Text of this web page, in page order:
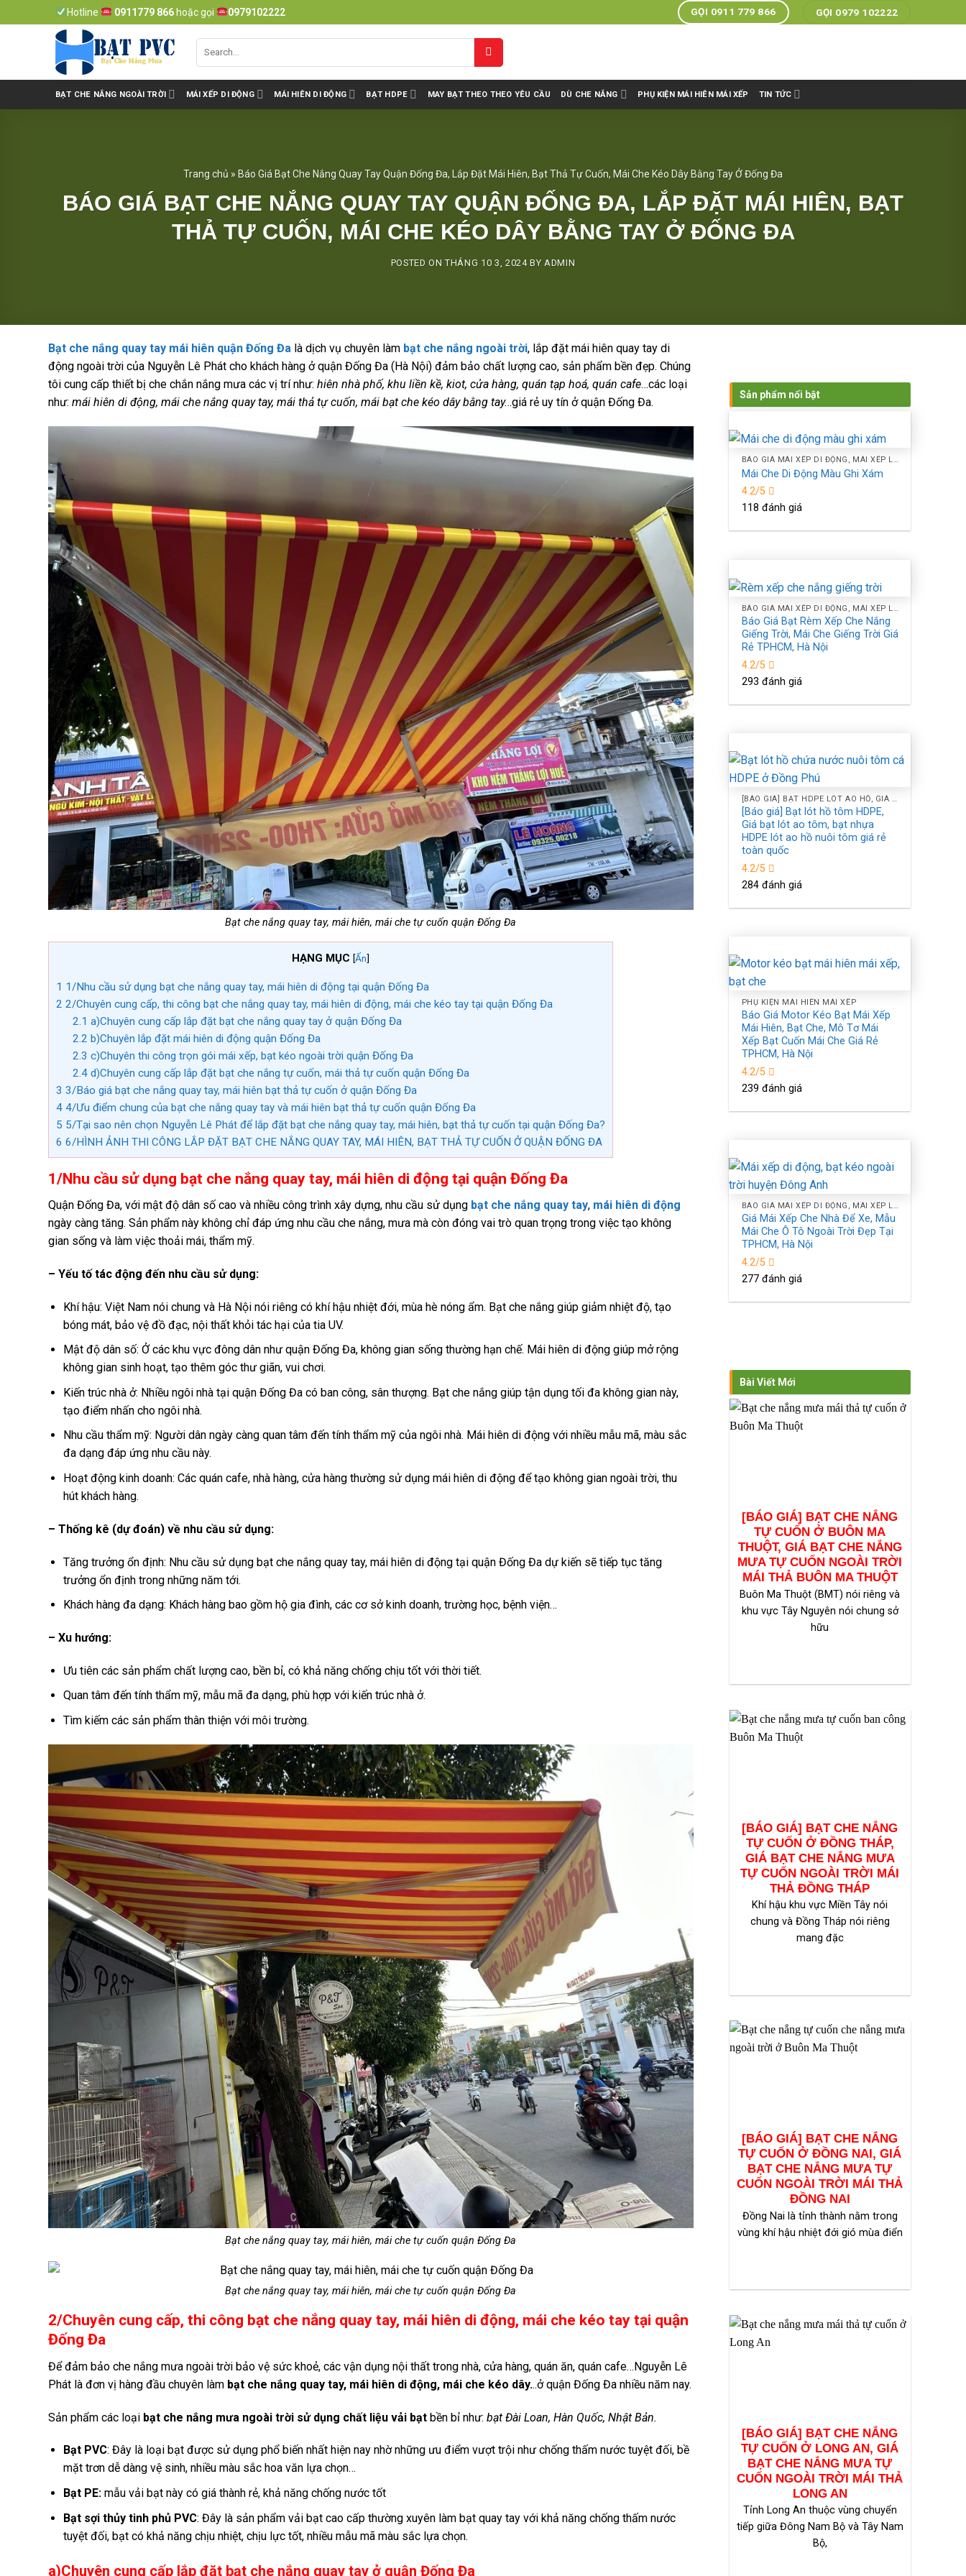
to
Hotline 0911779 866 hoặc gọi 0979102222 GỌI 0911 779 866 GỌI 0979 102222
BẠT CHE NẮNG NGOÀI TRỜI MÁI XẾP DI ĐỘNG MÁI HIÊN DI ĐỘNG BẠT HDPE MAY BẠT THEO THEO YÊU CẦU DÙ CHE NẮNG PHỤ KIỆN MÁI HIÊN MÁI XẾP TIN TỨC
Trang chủ » Báo Giá Bạt Che Nắng Quay Tay Quận Đống Đa, Lắp Đặt Mái Hiên, Bạt Thả Tự Cuốn, Mái Che Kéo Dây Bằng Tay Ở Đống Đa
BÁO GIÁ BẠT CHE NẮNG QUAY TAY QUẬN ĐỐNG ĐA, LẮP ĐẶT MÁI HIÊN, BẠT
THẢ TỰ CUỐN, MÁI CHE KÉO DÂY BẰNG TAY Ở ĐỐNG ĐA
POSTED ONTHÁNG 10 3, 2024BYADMIN
Bạt che nắng quay tay mái hiên quận Đống Đa là dịch vụ chuyên làm bạt che nắng ngoài trời, lắp đặt mái hiên quay tay di
động ngoài trời của Nguyễn Lê Phát cho khách hàng ở quận Đống Đa (Hà Nội) đảm bảo chất lượng cao, sản phẩm bền đẹp. Chúng
tôi cung cấp thiết bị che chắn nắng mưa các vị trí như: hiên nhà phố, khu liền kề, kiot, cửa hàng, quán tạp hoá, quán cafe…các loại
như: mái hiên di động, mái che nắng quay tay, mái thả tự cuốn, mái bạt che kéo dây bằng tay...giá rẻ uy tín ở quận Đống Đa.
Bạt che nắng quay tay, mái hiên, mái che tự cuốn quận Đống Đa
HẠNG MỤC [Ẩn]
1 1/Nhu cầu sử dụng bạt che nắng quay tay, mái hiên di động tại quận Đống Đa
2 2/Chuyên cung cấp, thi công bạt che nắng quay tay, mái hiên di động, mái che kéo tay tại quận Đống Đa
2.1 a)Chuyên cung cấp lắp đặt bạt che nắng quay tay ở quận Đống Đa
2.2 b)Chuyên lắp đặt mái hiên di động quận Đống Đa
2.3 c)Chuyên thi công trọn gói mái xếp, bạt kéo ngoài trời quận Đống Đa
2.4d)Chuyên cung cấp lắp đặt bạt che nắng tự cuốn, mái thả tự cuốn quận Đống Đa
3 3/Báo giá bạt che nắng quay tay, mái hiên bạt thả tự cuốn ở quận Đống Đa
4 4/Ưu điểm chung của bạt che nắng quay tay và mái hiên bạt thả tự cuốn quận Đống Đa
5 5/Tại sao nên chọn Nguyễn Lê Phát để lắp đặt bạt che nắng quay tay, mái hiên, bạt thả tự cuốn tại quận Đống Đa?
6 6/HÌNH ẢNH THI CÔNG LẮP ĐẶT BẠT CHE NẮNG QUAY TAY, MÁI HIÊN, BẠT THẢ TỰ CUỐN Ở QUẬN ĐỐNG ĐA
1/Nhu cầu sử dụng bạt che nắng quay tay, mái hiên di động tại quận Đống Đa
Quận Đống Đa, với mật độ dân số cao và nhiều công trình xây dựng, nhu cầu sử dụng bạt che nắng quay tay, mái hiên di động
ngày càng tăng. Sản phẩm này không chỉ đáp ứng nhu cầu che nắng, mưa mà còn đóng vai trò quan trọng trong việc tạo không
gian sống và làm việc thoải mái, thẩm mỹ.
– Yếu tố tác động đến nhu cầu sử dụng:
Khí hậu: Việt Nam nói chung và Hà Nội nói riêng có khí hậu nhiệt đới, mùa hè nóng ẩm. Bạt che nắng giúp giảm nhiệt độ, tạo
bóng mát, bảo vệ đồ đạc, nội thất khỏi tác hại của tia UV.
Mật độ dân số: Ở các khu vực đông dân như quận Đống Đa, không gian sống thường hạn chế. Mái hiên di động giúp mở rộng
không gian sinh hoạt, tạo thêm góc thư giãn, vui chơi.
Kiến trúc nhà ở: Nhiều ngôi nhà tại quận Đống Đa có ban công, sân thượng. Bạt che nắng giúp tận dụng tối đa không gian này,
tạo điểm nhấn cho ngôi nhà.
Nhu cầu thẩm mỹ: Người dân ngày càng quan tâm đến tính thẩm mỹ của ngôi nhà. Mái hiên di động với nhiều mẫu mã, màu sắc
đa dạng đáp ứng nhu cầu này.
Hoạt động kinh doanh: Các quán cafe, nhà hàng, cửa hàng thường sử dụng mái hiên di động để tạo không gian ngoài trời, thu
hút khách hàng.
– Thống kê (dự đoán) về nhu cầu sử dụng:
Tăng trưởng ổn định: Nhu cầu sử dụng bạt che nắng quay tay, mái hiên di động tại quận Đống Đa dự kiến sẽ tiếp tục tăng
trưởng ổn định trong những năm tới.
Khách hàng đa dạng: Khách hàng bao gồm hộ gia đình, các cơ sở kinh doanh, trường học, bệnh viện…
– Xu hướng:
Ưu tiên các sản phẩm chất lượng cao, bền bỉ, có khả năng chống chịu tốt với thời tiết.
Quan tâm đến tính thẩm mỹ, mẫu mã đa dạng, phù hợp với kiến trúc nhà ở.
Tìm kiếm các sản phẩm thân thiện với môi trường.
Bạt che nắng quay tay, mái hiên, mái che tự cuốn quận Đống Đa
Bạt che nắng quay tay, mái hiên, mái che tự cuốn quận Đống Đa
2/Chuyên cung cấp, thi công bạt che nắng quay tay, mái hiên di động, mái che kéo tay tại quận
Đống Đa
Để đảm bảo che nắng mưa ngoài trời bảo vệ sức khoẻ, các vận dụng nội thất trong nhà, cửa hàng, quán ăn, quán cafe…Nguyễn Lê
Phát là đơn vị hàng đầu chuyên làm bạt che nắng quay tay, mái hiên di động, mái che kéo dây...ở quận Đống Đa nhiều năm nay.
Sản phẩm các loại bạt che nắng mưa ngoài trời sử dụng chất liệu vải bạt bền bỉ như: bạt Đài Loan, Hàn Quốc, Nhật Bản.
Bạt PVC: Đây là loại bạt được sử dụng phổ biến nhất hiện nay nhờ những ưu điểm vượt trội như chống thấm nước tuyệt đối, bề
mặt trơn dễ dàng vệ sinh, nhiều màu sắc hoa văn lựa chọn…
Bạt PE:mẫu vải bạt này có giá thành rẻ, khả năng chống nước tốt
Bạt sợi thủy tinh phủ PVC: Đây là sản phẩm vải bạt cao cấp thường xuyên làm bạt quay tay với khả năng chống thấm nước
tuyệt đối, bạt có khả năng chịu nhiệt, chịu lực tốt, nhiều mẫu mã màu sắc lựa chọn.
a)Chuyên cung cấp lắp đặt bạt che nắng quay tay ở quận Đống Đa
Sản phẩm nổi bật
BÁO GIÁ MÁI XẾP DI ĐỘNG, MÁI XẾP LƯỢNG SÓNG, MÁI BẠT XẾP BẠT KÉO CHE NẮNG NGOÀI TRỜI TPHCM, HÀ NỘI
Mái Che Di Động Màu Ghi Xám
4.2/5
118 đánh giá
BÁO GIÁ MÁI XẾP DI ĐỘNG, MÁI XẾP LƯỢNG SÓNG, MÁI BẠT XẾP BẠT KÉO CHE NẮNG NGOÀI TRỜI TPHCM, HÀ NỘI
Báo Giá Bạt Rèm Xếp Che Nắng
Giếng Trời, Mái Che Giếng Trời Giá
Rẻ TPHCM, Hà Nội
4.2/5
293 đánh giá
[BÁO GIÁ] BẠT HDPE LÓT AO HỒ, GIÁ BẠT NHỰA HDPE LÓT HỒ CHỐNG THẤM NƯỚC Ở TPHCM
[Báo giá] Bạt lót hồ tôm HDPE,
Giá bạt lót ao tôm, bạt nhựa
HDPE lót ao hồ nuôi tôm giá rẻ
toàn quốc
4.2/5
284 đánh giá
PHỤ KIỆN MÁI HIÊN MÁI XẾP
Báo Giá Motor Kéo Bạt Mái Xếp
Mái Hiên, Bạt Che, Mô Tơ Mái
Xếp Bạt Cuốn Mái Che Giá Rẻ
TPHCM, Hà Nội
4.2/5
239 đánh giá
BÁO GIÁ MÁI XẾP DI ĐỘNG, MÁI XẾP LƯỢNG SÓNG, MÁI BẠT XẾP BẠT KÉO CHE NẮNG NGOÀI TRỜI TPHCM, HÀ NỘI
Giá Mái Xếp Che Nhà Để Xe, Mẫu
Mái Che Ô Tô Ngoài Trời Đẹp Tại
TPHCM, Hà Nội
4.2/5
277 đánh giá
Bài Viết Mới
[BÁO GIÁ] BẠT CHE NẮNG
TỰ CUỐN Ở BUÔN MA
THUỘT, GIÁ BẠT CHE NẮNG
MƯA TỰ CUỐN NGOÀI TRỜI
MÁI THẢ BUÔN MA THUỘT
Buôn Ma Thuột (BMT) nói riêng và
khu vực Tây Nguyên nói chung sở
hữu
[BÁO GIÁ] BẠT CHE NẮNG
TỰ CUỐN Ở ĐỒNG THÁP,
GIÁ BẠT CHE NẮNG MƯA
TỰ CUỐN NGOÀI TRỜI MÁI
THẢ ĐỒNG THÁP
Khí hậu khu vực Miền Tây nói
chung và Đồng Tháp nói riêng
mang đặc
[BÁO GIÁ] BẠT CHE NẮNG
TỰ CUỐN Ở ĐỒNG NAI, GIÁ
BẠT CHE NẮNG MƯA TỰ
CUỐN NGOÀI TRỜI MÁI THẢ
ĐỒNG NAI
Đồng Nai là tỉnh thành nằm trong
vùng khí hậu nhiệt đới gió mùa điển
[BÁO GIÁ] BẠT CHE NẮNG
TỰ CUỐN Ở LONG AN, GIÁ
BẠT CHE NẮNG MƯA TỰ
CUỐN NGOÀI TRỜI MÁI THẢ
LONG AN
Tỉnh Long An thuộc vùng chuyển
tiếp giữa Đông Nam Bộ và Tây Nam
Bộ,